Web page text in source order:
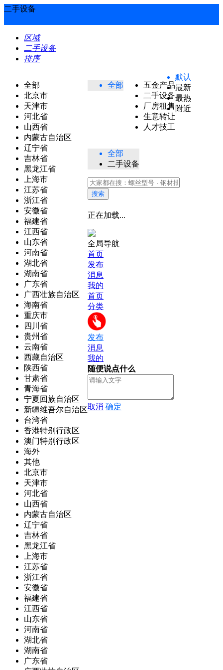
二手设备
区域
二手设备
排序
全部
北京市
天津市
河北省
山西省
内蒙古自治区
辽宁省
吉林省
黑龙江省
上海市
江苏省
浙江省
安徽省
福建省
江西省
山东省
河南省
湖北省
湖南省
广东省
广西壮族自治区
海南省
重庆市
四川省
贵州省
云南省
西藏自治区
陕西省
甘肃省
青海省
宁夏回族自治区
新疆维吾尔自治区
台湾省
香港特别行政区
澳门特别行政区
海外
其他
北京市
天津市
河北省
山西省
内蒙古自治区
辽宁省
吉林省
黑龙江省
上海市
江苏省
浙江省
安徽省
福建省
江西省
山东省
河南省
湖北省
湖南省
广东省
全部
五金产品
二手设备
厂房租售
生意转让
人才技工
全部
二手设备
默认
最新
最热
附近
搜索
正在加载...
全局导航
首页
发布
消息
我的
首页
分类
发布
消息
我的
随便说点什么
取消 确定